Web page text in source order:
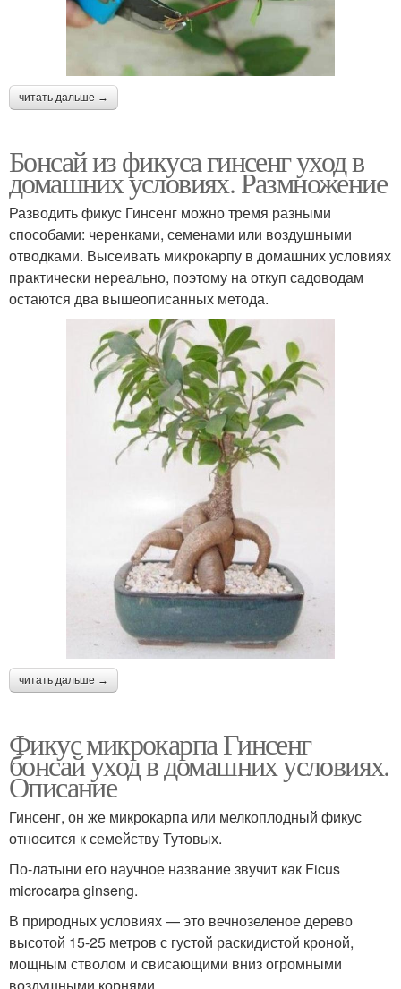
читать дальше →
Бонсай из фикуса гинсенг уход в
домашних условиях. Размножение
Разводить фикус Гинсенг можно тремя разными
способами: черенками, семенами или воздушными
отводками. Высеивать микрокарпу в домашних условиях
практически нереально, поэтому на откуп садоводам
остаются два вышеописанных метода.
читать дальше →
Фикус микрокарпа Гинсенг
бонсай уход в домашних условиях.
Описание
Гинсенг, он же микрокарпа или мелкоплодный фикус
относится к семейству Тутовых.
По-латыни его научное название звучит как Ficus
microcarpa ginseng.
В природных условиях — это вечнозеленое дерево
высотой 15-25 метров с густой раскидистой кроной,
мощным стволом и свисающими вниз огромными